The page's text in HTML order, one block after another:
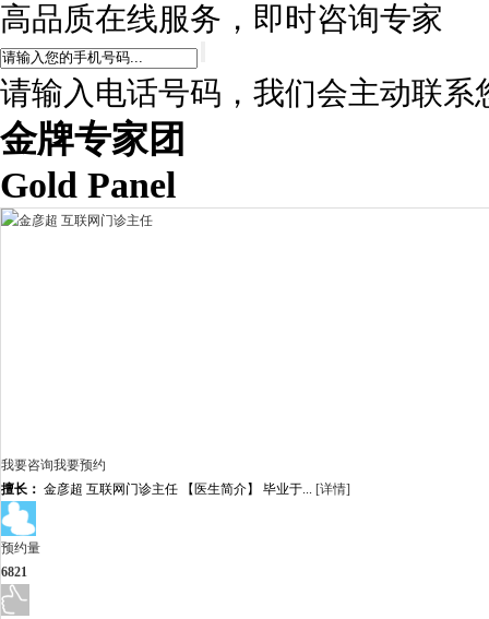
高品质在线服务，即时咨询专家
请输入电话号码，我们会主动联系
金牌专家团
Gold Panel
我要咨询我要预约
擅长： 金彦超 互联网门诊主任 【医生简介】 毕业于... [详情]
预约量
6821